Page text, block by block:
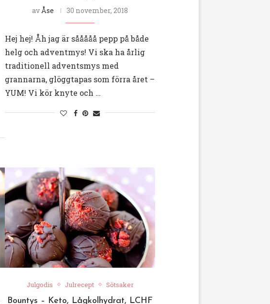
avÅse 30 november, 2018
Hej hej! Åh jag är sååååå pepp på både
helg och adventmys! Vi ska ha årlig
traditionell adventsmys med
grannarna, glöggtapas som förra året –
YUM! Vi kör knyte och …
Julgodis Julrecept Sötsaker
Bountys – Keto, Lågkolhydrat, LCHF